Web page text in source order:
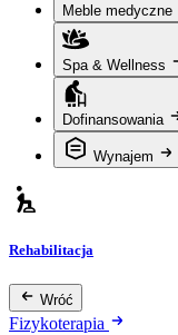
Meble medyczne
Spa & Wellness
Dofinansowania
Wynajem
Rehabilitacja
Wróć
Fizykoterapia